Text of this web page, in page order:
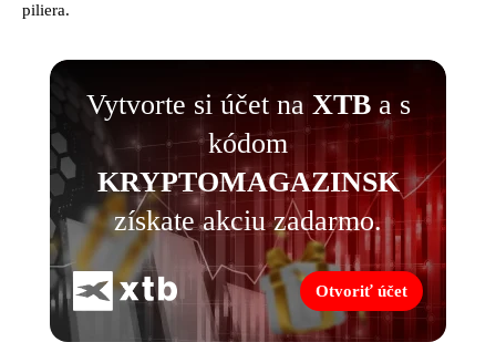
piliera.
Vytvorte si účet na XTBa s
kódom
KRYPTOMAGAZINSK
získate akciu zadarmo.
Otvoriť účet